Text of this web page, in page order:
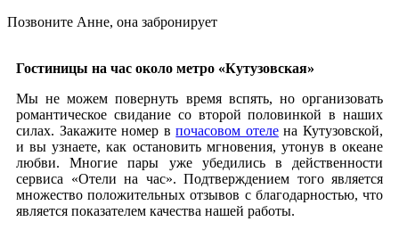
Позвоните Анне, она забронирует
Гостиницы на час около метро «Кутузовская»
Мы не можем повернуть время вспять, но организовать
романтическое свидание со второй половинкой в наших
силах. Закажите номер впочасовом отелена Кутузовской,
и вы узнаете, как остановить мгновения, утонув в океане
любви. Многие пары уже убедились в действенности
сервиса «Отели на час». Подтверждением того является
множество положительных отзывов с благодарностью, что
является показателем качества нашей работы.